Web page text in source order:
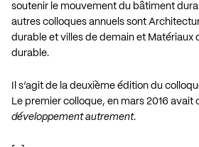
soutenir le mouvement du bâtiment
autres colloques annuels sont
durable et villes de demain et Matériaux
durable.
Il s’agit de la deuxième édition du
Le premier colloque, en mars 2016
développement autrement.